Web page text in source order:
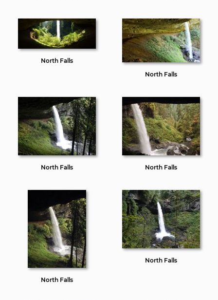
North Falls
North Falls
North Falls North Falls
North Falls
North Falls